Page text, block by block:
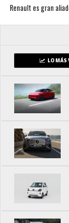
Renault es gran
LO MÁS